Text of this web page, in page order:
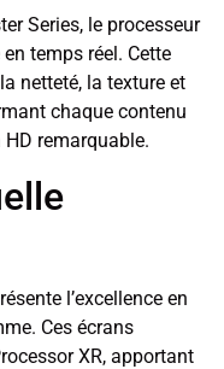
Series, le processeur
temps réel. Cette
netteté, la texture et
chaque contenu
remarquable.
l’excellence en
Ces écrans
XR, apportant